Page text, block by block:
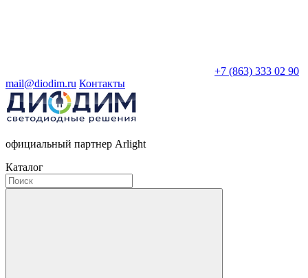
+7 (863) 333 02 90
mail@diodim.ru Контакты
официальный партнер Arlight
Каталог